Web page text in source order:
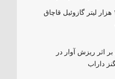
کشف ۱۰ هزار لیتر گازوئیل قاچاق
اثر ریزش آوار در
داراب